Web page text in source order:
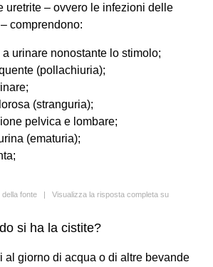
uretrite – ovvero le infezioni delle
comprendono:
urinare nonostante lo stimolo;
(pollachiuria);
(stranguria);
pelvica e lombare;
(ematuria);
fonte | Visualizza la risposta completa su
si ha la cistite?
al giorno di acqua o di altre bevande